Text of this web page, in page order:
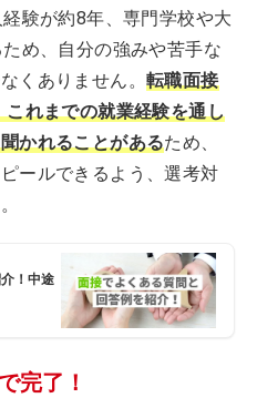
験が約8年、専門学校や大
め、自分の強みや苦手な
くありません。 転職面接
れまでの就業経験を通し
かれることがあるため、
ールできるよう、選考対
！中途
完了！